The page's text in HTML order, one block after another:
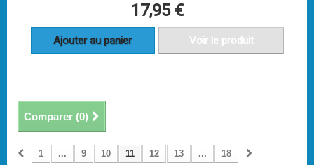
17,95 €
Ajouter au panier Voir le produit
Comparer (0)
1 ... 9 10 11 12 13 ... 18